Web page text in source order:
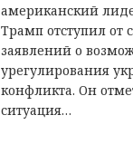
американский
Трамп отступил от
заявлений о
урегулирования
конфликта. Он
ситуация…